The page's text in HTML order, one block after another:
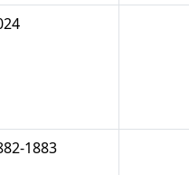
1883